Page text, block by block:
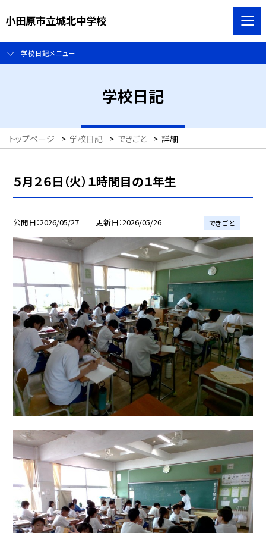
小田原市立城北中学校
学校日記メニュー
学校日記
トップページ > 学校日記 > できごと > 詳細
５月２６日（火）１時間目の１年生
公開日 2026/05/27 更新日 2026/05/26 できごと